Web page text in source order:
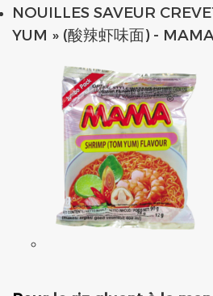
NOUILLES SAVEUR
YUM » (酸辣虾味面) - MAMA